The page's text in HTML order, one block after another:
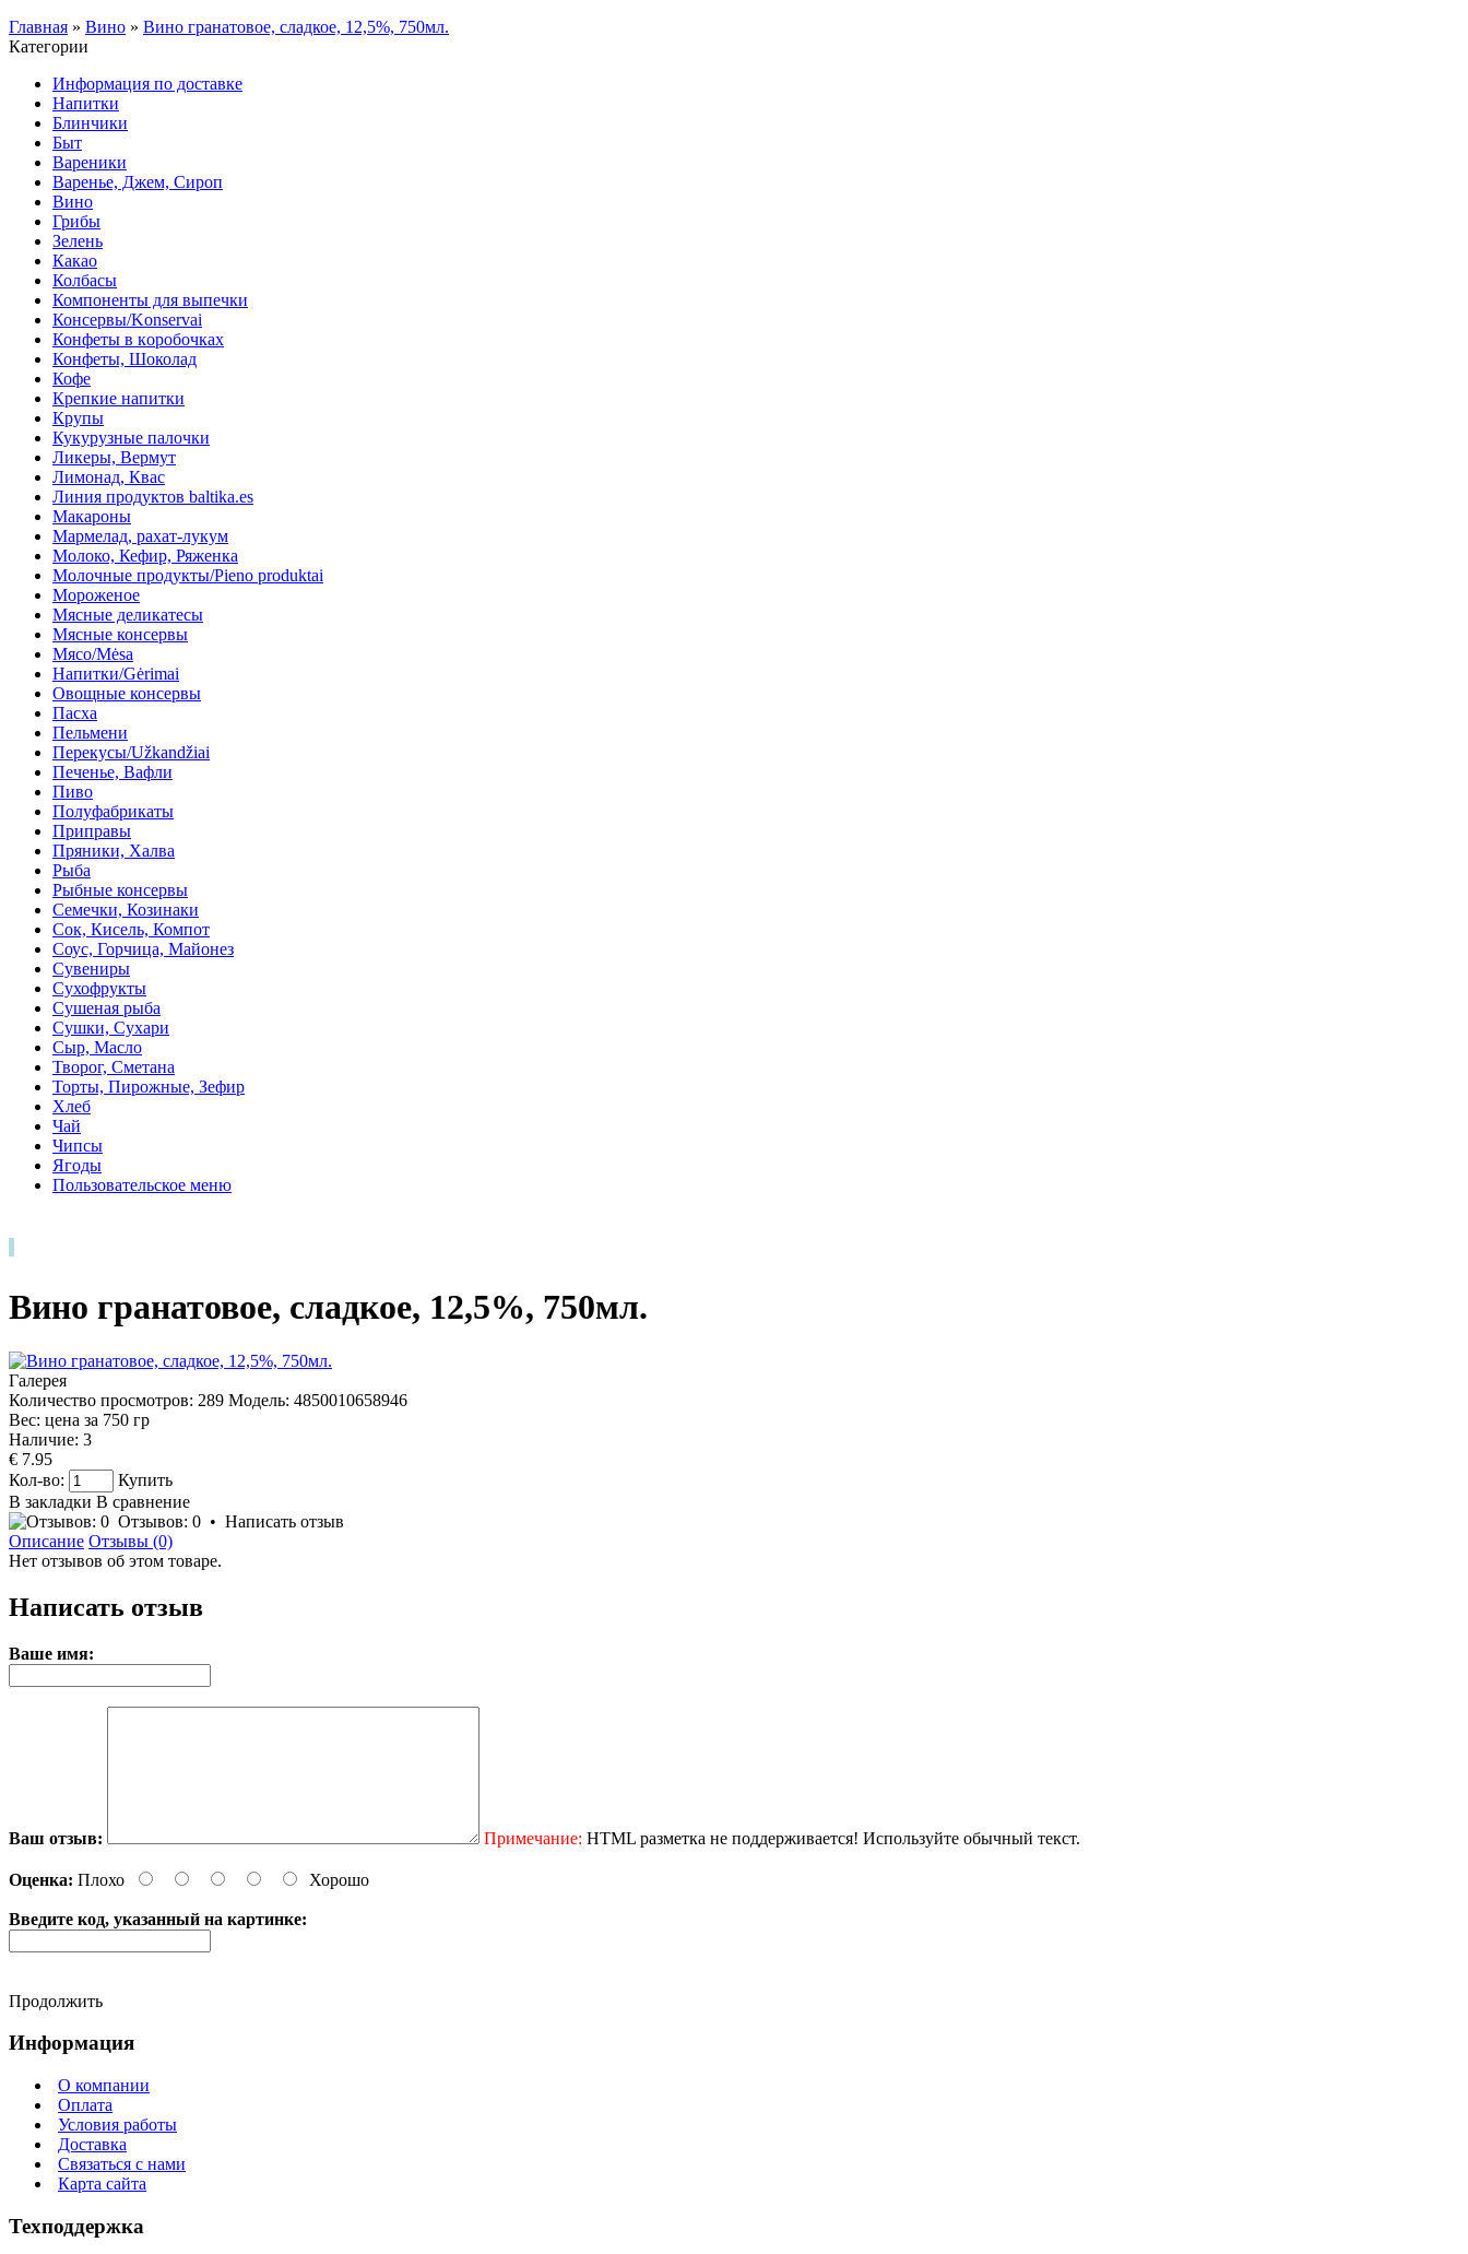
Главная » Вино » Вино гранатовое, сладкое, 12,5%, 750мл.
Категории
Информация по доставке
Hапитки
Блинчики
Быт
Вареники
Варенье, Джем, Сироп
Вино
Грибы
Зелень
Какао
Колбасы
Компоненты для выпечки
Консервы/Konservai
Конфеты в кoробочках
Конфеты, Шоколад
Кофе
Крепкие напитки
Крупы
Кукурузные палочки
Ликеры, Вермут
Лимонад, Квас
Линия продуктов baltika.es
Макароны
Мармелад, рахат-лукум
Молоко, Кефир, Ряженка
Молочные продукты/Pieno produktai
Мороженое
Мясные деликатесы
Мясные консервы
Мясо/Mėsa
Напитки/Gėrimai
Овощные консервы
Пасха
Пельмени
Перекусы/Užkandžiai
Печенье, Вафли
Пиво
Полуфабрикаты
Приправы
Пряники, Халва
Рыба
Рыбные консервы
Семечки, Козинаки
Сок, Кисель, Компот
Соус, Горчица, Майонез
Сувениры
Сухофрукты
Сушеная рыба
Сушки, Сухари
Сыр, Масло
Творог, Сметана
Торты, Пирожные, Зефир
Хлеб
Чай
Чипсы
Ягоды
Пользовательское меню
Вино гранатовое, сладкое, 12,5%, 750мл.
Галерея
Количество просмотров: 289 Модель: 4850010658946
Вес: цена за 750 гр
Наличие: 3
€ 7.95
Кол-во:
Купить
В закладки В сравнение
Отзывов: 0 • Написать отзыв
Описание Отзывы (0)
Нет отзывов об этом товаре.
Написать отзыв
Ваше имя:
Ваш отзыв: Примечание: HTML разметка не поддерживается! Используйте обычный текст.
Оценка: Плохо Хорошо
Введите код, указанный на картинке:
Продолжить
Информация
О компании
Оплата
Условия работы
Доставка
Связаться с нами
Карта сайта
Техподдержка